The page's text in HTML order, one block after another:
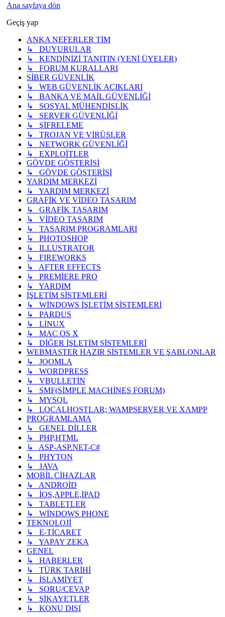
Ana sayfaya dön
Geçiş yap
ANKA NEFERLER TİM
↳ DUYURULAR
↳ KENDİNİZİ TANITIN (YENİ ÜYELER)
↳ FORUM KURALLARI
SİBER GÜVENLİK
↳ WEB GÜVENLİK AÇIKLARI
↳ BANKA VE MAİL GÜVENLİĞİ
↳ SOSYAL MÜHENDİSLİK
↳ SERVER GÜVENLİĞİ
↳ ŞİFRELEME
↳ TROJAN VE VİRÜSLER
↳ NETWORK GÜVENLİĞİ
↳ EXPLOİTLER
GÖVDE GÖSTERİSİ
↳ GÖVDE GÖSTERİSİ
YARDIM MERKEZİ
↳ YARDIM MERKEZİ
GRAFİK VE VİDEO TASARIM
↳ GRAFİK TASARIM
↳ VİDEO TASARIM
↳ TASARIM PROGRAMLARI
↳ PHOTOSHOP
↳ ILLUSTRATOR
↳ FIREWORKS
↳ AFTER EFFECTS
↳ PREMİERE PRO
↳ YARDIM
İŞLETİM SİSTEMLERİ
↳ WİNDOWS İŞLETİM SİSTEMLERİ
↳ PARDUS
↳ LİNUX
↳ MAC OS X
↳ DİĞER İŞLETİM SİSTEMLERİ
WEBMASTER HAZIR SİSTEMLER VE ŞABLONLAR
↳ JOOMLA
↳ WORDPRESS
↳ VBULLETİN
↳ SMF(SİMPLE MACHİNES FORUM)
↳ MYSQL
↳ LOCALHOSTLAR; WAMPSERVER VE XAMPP
PROGRAMLAMA
↳ GENEL DİLLER
↳ PHP,HTML
↳ ASP-ASP.NET-C#
↳ PHYTON
↳ JAVA
MOBİL CİHAZLAR
↳ ANDROİD
↳ İOS,APPLE,İPAD
↳ TABLETLER
↳ WİNDOWS PHONE
TEKNOLOJİ
↳ E-TİCARET
↳ YAPAY ZEKA
GENEL
↳ HABERLER
↳ TÜRK TARİHİ
↳ İSLAMİYET
↳ SORU/CEVAP
↳ ŞİKAYETLER
↳ KONU DIŞI